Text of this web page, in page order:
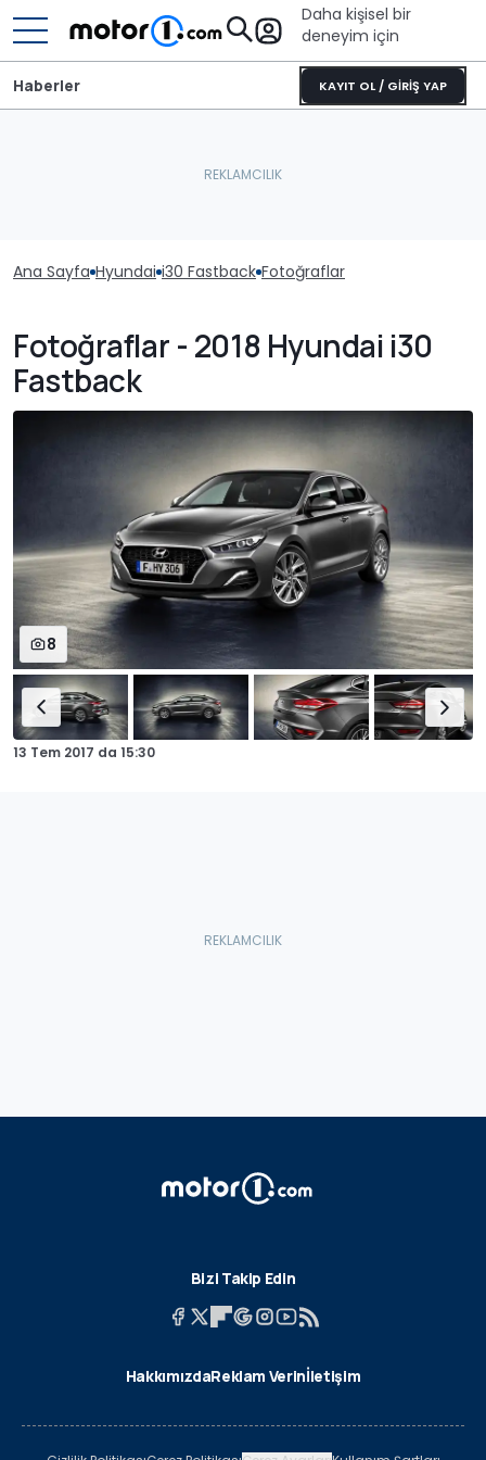
Daha kişisel bir
deneyim için
KAYIT OL / GİRİŞ YAP
Haberler
Ana Sayfa Hyundai i30 Fastback Fotoğraflar
Fotoğraflar - 2018 Hyundai i30
Fastback
8
13 Tem 2017 da 15:30
Bizi Takip Edin
HakkımızdaReklam Verinİletişim